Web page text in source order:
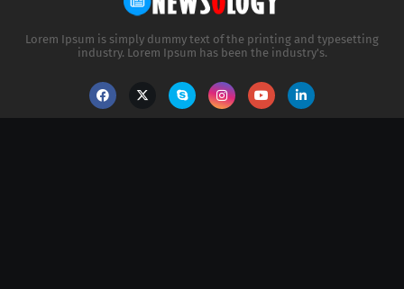
Lorem Ipsum is simply dummy text of the printing and typesetting
industry. Lorem Ipsum has been the industry's.